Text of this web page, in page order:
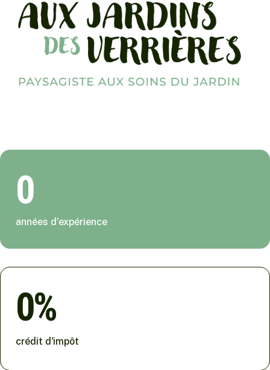
0
années d'expérience
0
crédit d'impôt